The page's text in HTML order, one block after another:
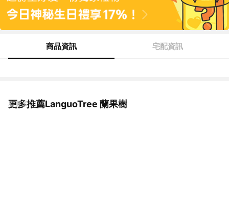
商品資訊 宅配資訊
更多推薦LanguoTree 蘭果樹
看更多